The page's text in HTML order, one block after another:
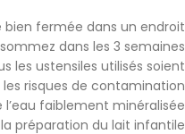
bien fermée dans un endroit
dans les 3 semaines.
les ustensiles utilisés soient
risques de contamination.
l’eau faiblement minéralisée
préparation du lait infantile.